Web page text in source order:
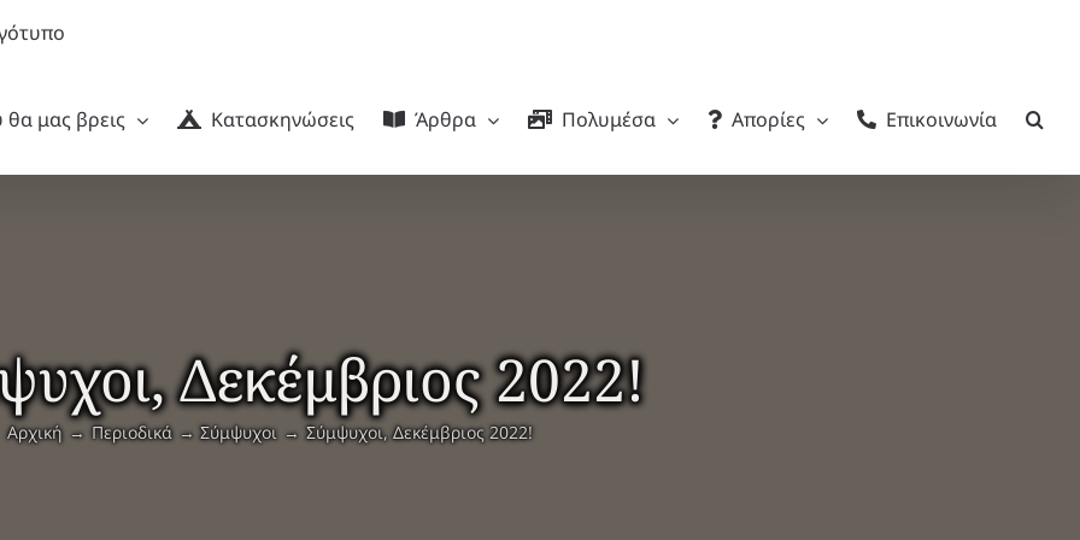
μας βρεις
Κατασκηνώσεις Άρθρα Πολυμέσα Απορίες Επικοινωνία
Δεκέμβριος 2022!
Αρχική Περιοδικά Σύμψυχοι Σύμψυχοι, Δεκέμβριος 2022!